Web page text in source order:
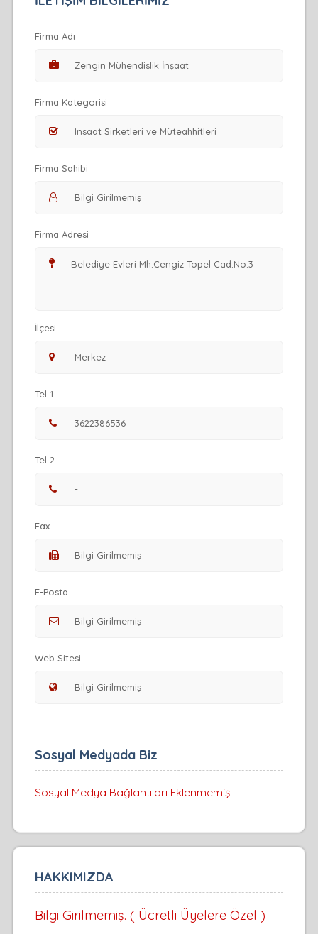
Firma Adı
Firma Kategorisi
Firma Sahibi
Firma Adresi
İlçesi
Tel 1
Tel 2
Fax
E-Posta
Web Sitesi
Sosyal Medyada Biz
Sosyal Medya Bağlantıları Eklenmemiş.
HAKKIMIZDA
Bilgi Girilmemiş. ( Ücretli Üyelere Özel )